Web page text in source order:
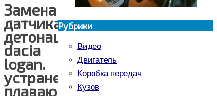
Замена
датчика
детонации
dacia
logan.
устранение
плавающих
Рубрики
Видео
Двигатель
Коробка передач
Кузов